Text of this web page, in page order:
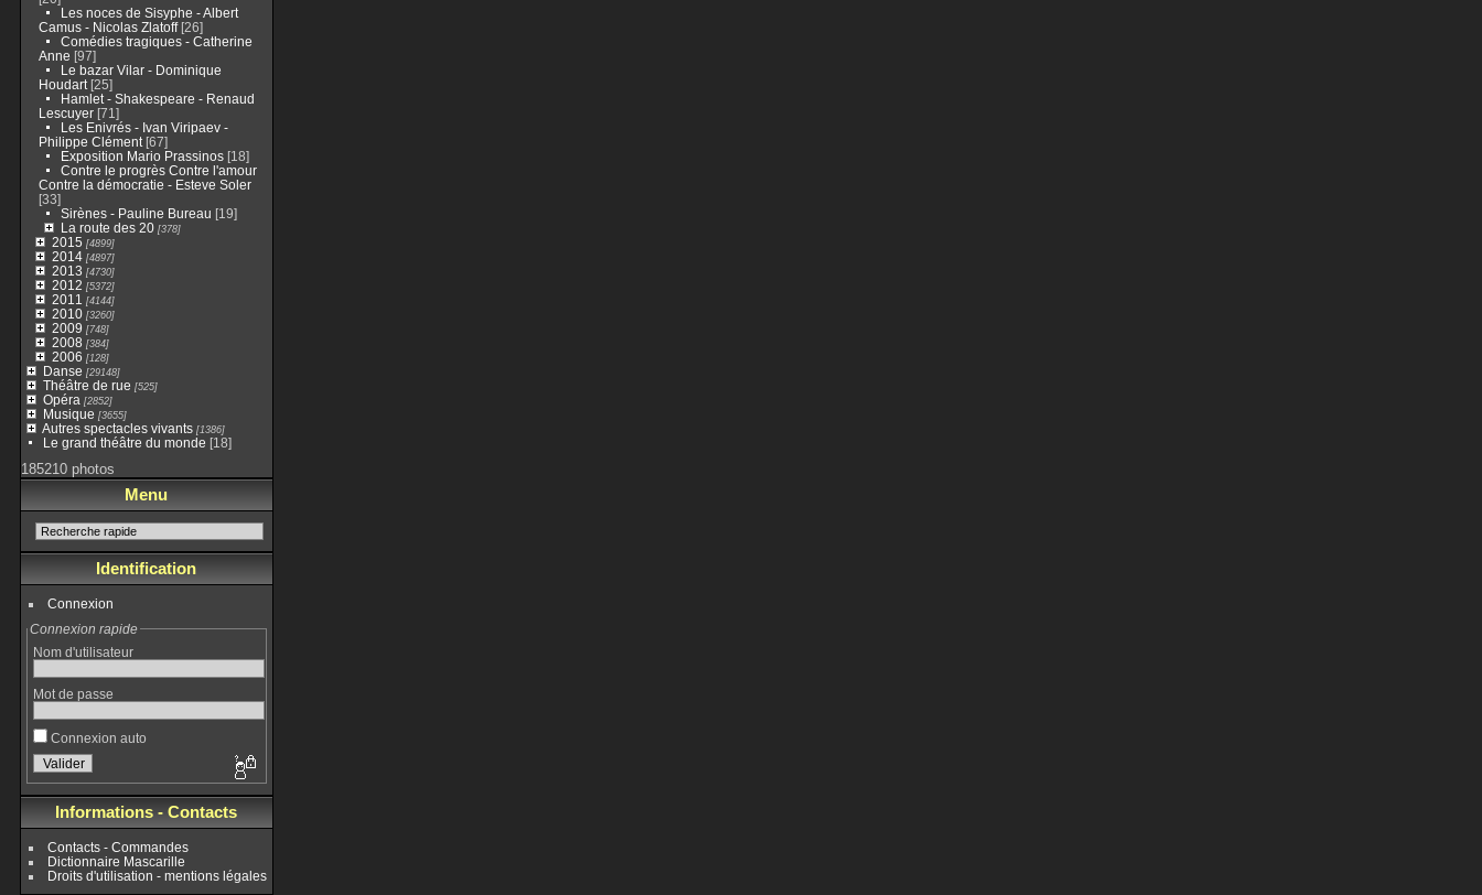
Les noces de Sisyphe - Albert
Camus - Nicolas Zlatoff[26]
Comédies tragiques - Catherine
Anne [97]
Le bazar Vilar - Dominique
Houdart[25]
Hamlet - Shakespeare - Renaud
Lescuyer[71]
Les Enivrés - Ivan Viripaev -
Philippe Clément[67]
Exposition Mario Prassinos[18]
Contre le progrès Contre l'amour
Contre la démocratie - Esteve Soler
[33]
Sirènes - Pauline Bureau [19]
La route des 20[378]
2015 [4899]
2014[4897]
2013 [4730]
2012 [5372]
2011 [4144]
2010[3260]
2009 [748]
2008 [384]
2006 [128]
Danse [29148]
Théâtre de rue [525]
Opéra [2852]
Musique [3655]
Autres spectacles vivants[1386]
Le grand théâtre du monde [18]
185210 photos
Menu
Identification
Connexion
Connexion rapide
Nom d'utilisateur
Mot de passe
Connexion auto
Informations - Contacts
Contacts - Commandes
Dictionnaire Mascarille
Droits d'utilisation - mentions légales